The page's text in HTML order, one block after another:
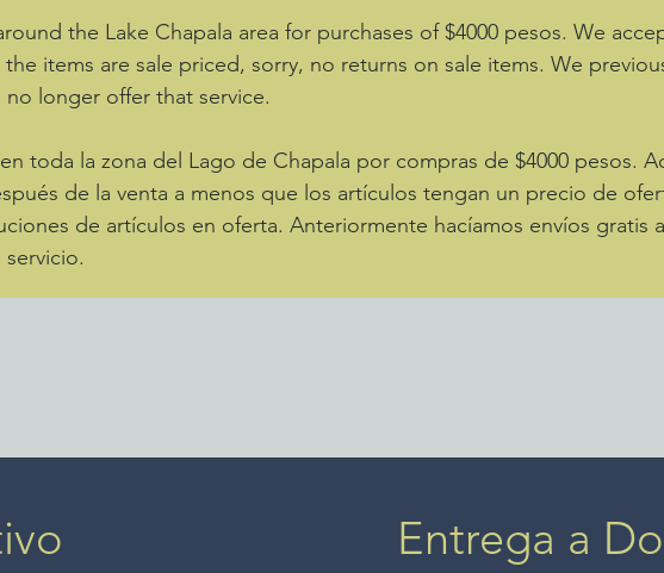
the Lake Chapala area for purchases of $4000 pesos. We
the items are sale priced, sorry, no returns on sale items. We
longer offer that service.
toda la zona del Lago de Chapala por compras de $4000 pesos.
de la venta a menos que los artículos tengan un precio de
de artículos en oferta. Anteriormente hacíamos envíos gratis
Entrega a